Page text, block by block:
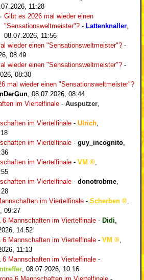
11:28
Gibt es 2026 mal wieder einen
"Sensationsweltmeister"? - Lattenknaller
08.07.2026, 11:56
wieder einen "Sensationsweltmeister"? -
08:49
wieder einen "Sensationsweltmeister"? -
08:30
mal wieder einen "Sensationsweltmeister"?
08.07.2026, 08:44
im Viertelfinale - Ausputzer
im Viertelfinale - Ulrich
im Viertelfinale - guy_incognito
im Viertelfinale - VM
im Viertelfinale - donotrobme
im Viertelfinale - Scherben
09:27
6 Mannschaften im Viertelfinale - Didi
14:52
6 Mannschaften im Viertelfinale - VM
11:13
6 Mannschaften im Viertelfinale -
08.07.2026, 10:16